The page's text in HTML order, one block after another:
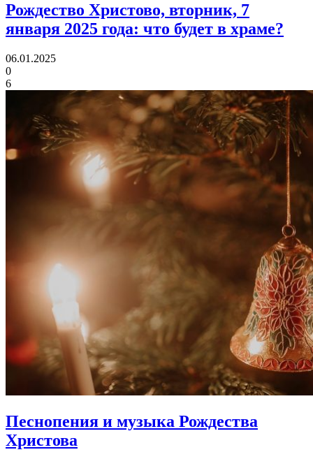
Рождество Христово, вторник, 7
января 2025 года: что будет в храме?
06.01.2025
0
6
Песнопения и музыка Рождества
Христова